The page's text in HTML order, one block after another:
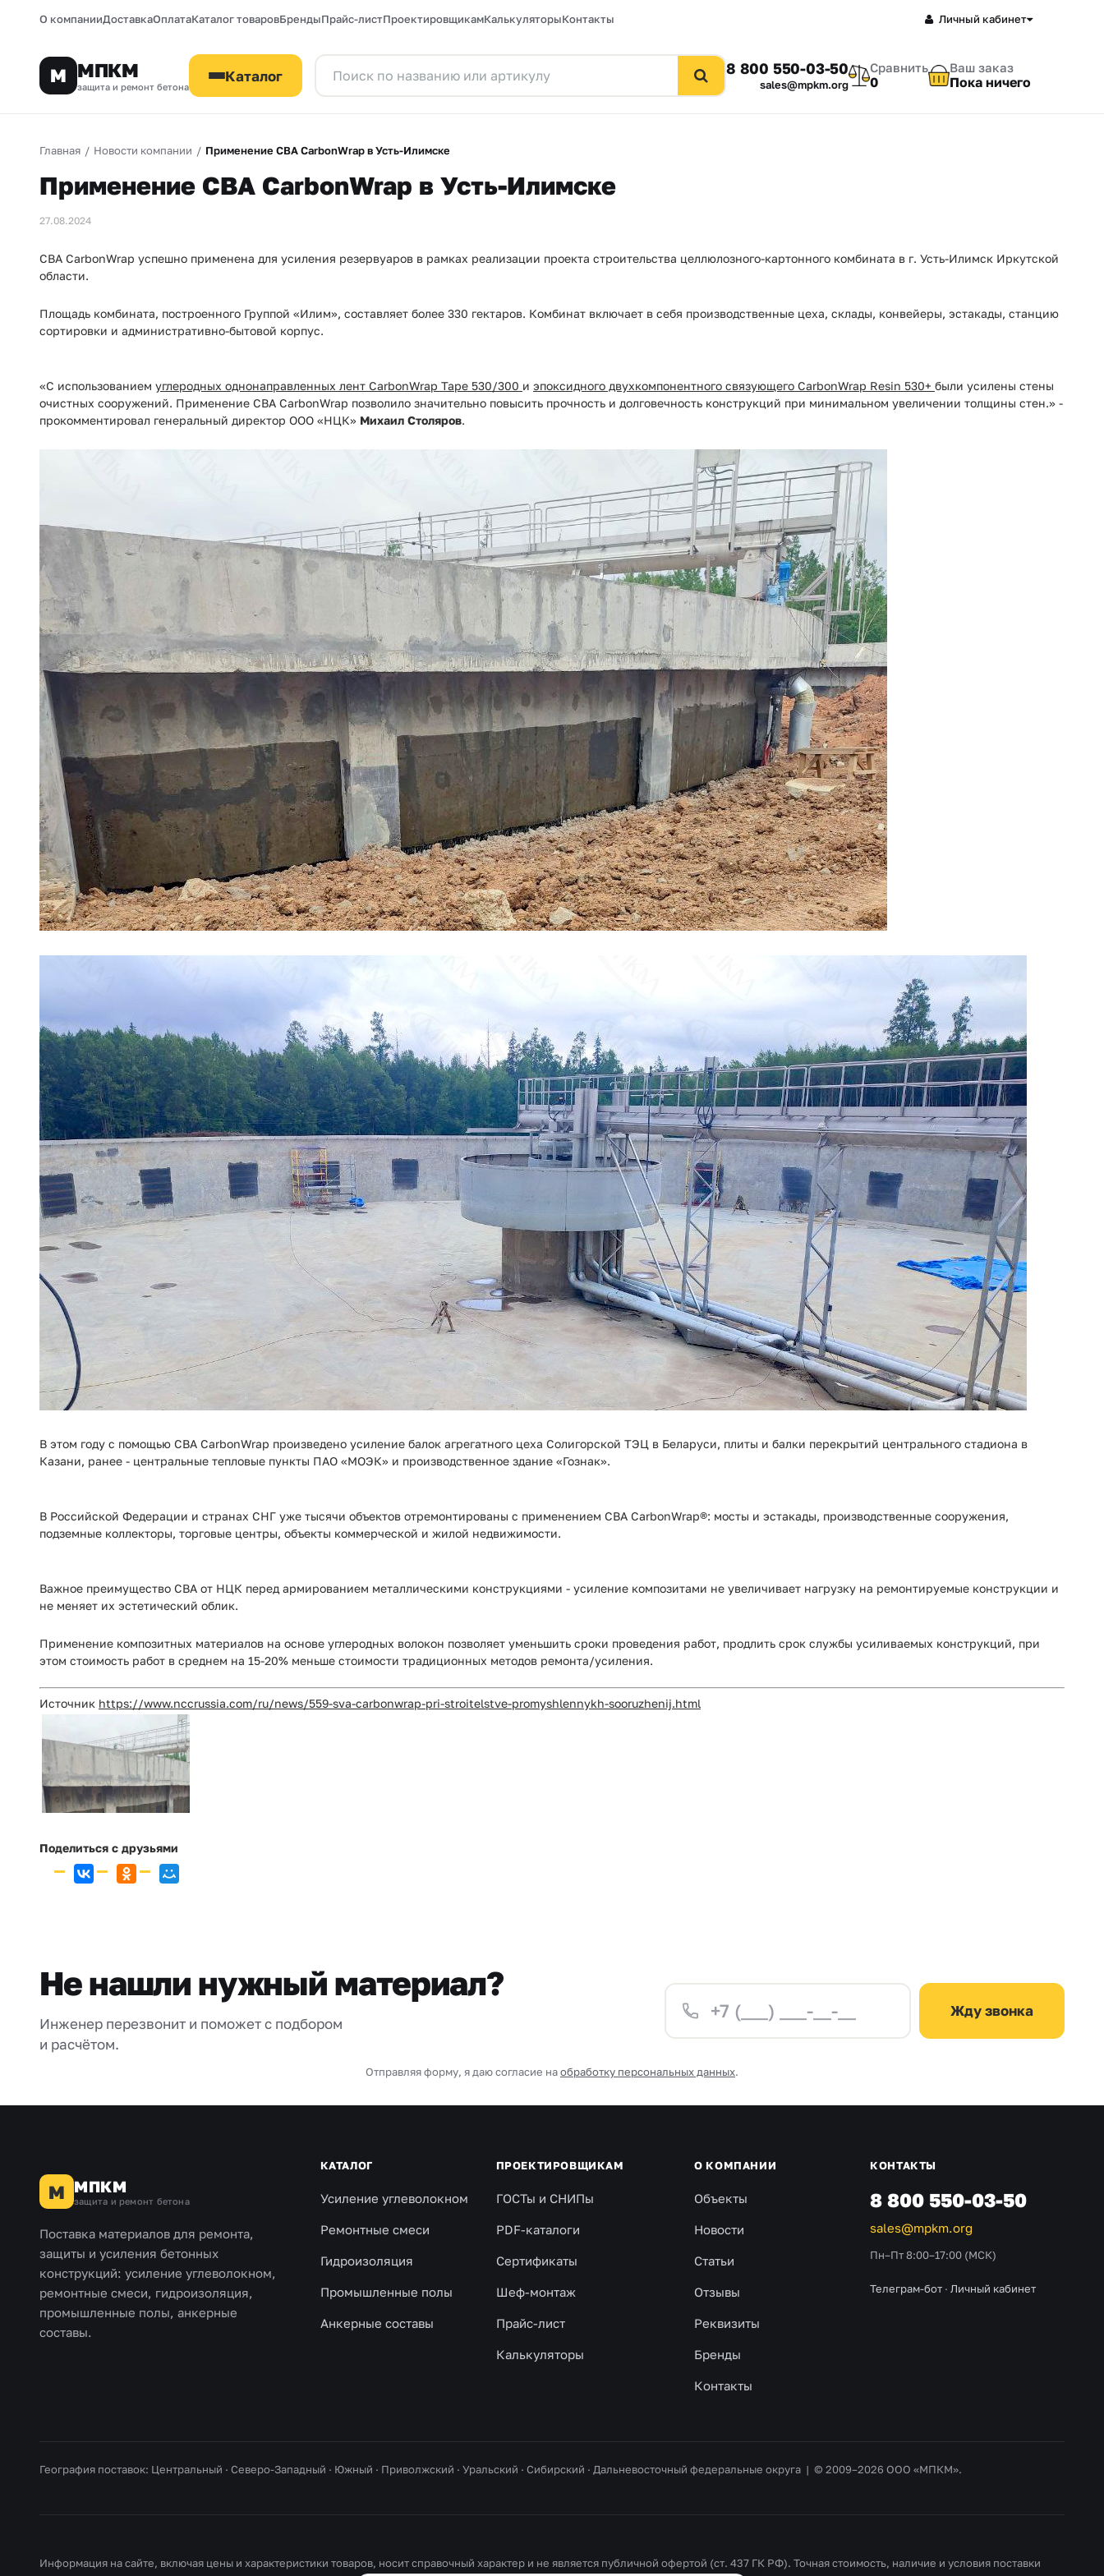
О компанииДоставкаОплатаКаталог товаровБрендыПрайс-листПроектировщикамКалькуляторыКонтакты Личный кабинет
М МПКМ
защита и ремонт бетона
Каталог 8 800 550-03-50
sales@mpkm.org
Сравнить
0
Ваш заказ
Пока ничего
Главная / Новости компании / Применение СВА CarbonWrap в Усть-Илимске
Применение СВА CarbonWrap в Усть-Илимске
27.08.2024
СВА CarbonWrap успешно применена для усиления резервуаров в рамках реализации проекта строительства целлюлозного-картонного комбината в г. Усть-Илимск Иркутской
области.
Площадь комбината, построенного Группой «Илим», составляет более 330 гектаров. Комбинат включает в себя производственные цеха, склады, конвейеры, эстакады, станцию
сортировки и административно-бытовой корпус.
«С использованием углеродных однонаправленных лент CarbonWrap Tape 530/300 и эпоксидного двухкомпонентного связующего CarbonWrap Resin 530+ были усилены стены
очистных сооружений. Применение СВА CarbonWrap позволило значительно повысить прочность и долговечность конструкций при минимальном увеличении толщины стен.» -
прокомментировал генеральный директор ООО «НЦК» Михаил Столяров.
В этом году с помощью СВА CarbonWrap произведено усиление балок агрегатного цеха Солигорской ТЭЦ в Беларуси, плиты и балки перекрытий центрального стадиона в
Казани, ранее - центральные тепловые пункты ПАО «МОЭК» и производственное здание «Гознак».
В Российской Федерации и странах СНГ уже тысячи объектов отремонтированы с применением СВА CarbonWrap®: мосты и эстакады, производственные сооружения,
подземные коллекторы, торговые центры, объекты коммерческой и жилой недвижимости.
Важное преимущество СВА от НЦК перед армированием металлическими конструкциями - усиление композитами не увеличивает нагрузку на ремонтируемые конструкции и
не меняет их эстетический облик.
Применение композитных материалов на основе углеродных волокон позволяет уменьшить сроки проведения работ, продлить срок службы усиливаемых конструкций, при
этом стоимость работ в среднем на 15-20% меньше стоимости традиционных методов ремонта/усиления.
Источник https://www.nccrussia.com/ru/news/559-sva-carbonwrap-pri-stroitelstve-promyshlennykh-sooruzhenij.html
Поделиться с друзьями
Не нашли нужный материал?
Инженер перезвонит и поможет с подбором
и расчётом.
Жду звонка
Отправляя форму, я даю согласие наобработку персональных данных.
М МПКМ
защита и ремонт бетона
Поставка материалов для ремонта,
защиты и усиления бетонных
конструкций: усиление углеволокном,
ремонтные смеси, гидроизоляция,
промышленные полы, анкерные
составы.
КАТАЛОГ
Усиление углеволокном
Ремонтные смеси
Гидроизоляция
Промышленные полы
Анкерные составы
ПРОЕКТИРОВЩИКАМ
ГОСТы и СНИПы
PDF-каталоги
Сертификаты
Шеф-монтаж
Прайс-лист
Калькуляторы
О КОМПАНИИ
Объекты
Новости
Статьи
Отзывы
Реквизиты
Бренды
Контакты
КОНТАКТЫ
8 800 550-03-50
sales@mpkm.org
Пн–Пт 8:00–17:00 (МСК)
Телеграм-бот · Личный кабинет
География поставок: Центральный · Северо-Западный · Южный · Приволжский · Уральский · Сибирский · Дальневосточный федеральные округа | © 2009–2026 ООО «МПКМ».
Информация на сайте, включая цены и характеристики товаров, носит справочный характер и не является публичной офертой (ст. 437 ГК РФ). Точная стоимость, наличие и условия поставки